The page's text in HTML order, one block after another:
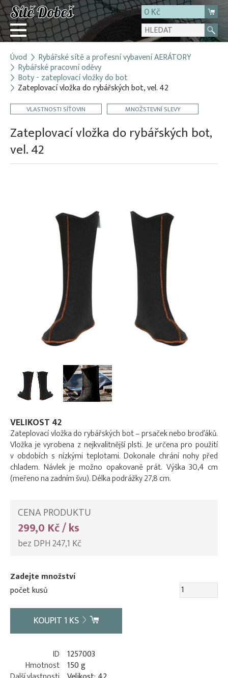
0 Kč
Přihlásit
Registrace
O firmě
Kontakt
Úvod Rybářské sítě a profesní vybavení AERÁTORY
Rybářské pracovní oděvy
Boty - zateplovací vložky do bot
Zateplovací vložka do rybářských bot, vel. 42
VLASTNOSTI SÍŤOVIN MNOŽSTEVNÍ SLEVY
Zateplovací vložka do rybářských bot,
vel. 42
VELIKOST 42
Zateplovací vložka do rybářských bot – prsaček nebo broďáků.
Vložka je vyrobena z nejkvalitnější plsti. Je určena pro použití
v obdobích s nízkými teplotami. Dokonale chrání nohy před
chladem. Návlek je možno opakovaně prát. Výška 30,4 cm
(meřeno na zadním švu). Délka podrážky 27,8 cm.
CENA PRODUKTU
299,0 Kč / ks
bez DPH 247,1 Kč
Zadejte množství
počet kusů
KOUPIT1 KS
ID 1257003
Hmotnost 150 g